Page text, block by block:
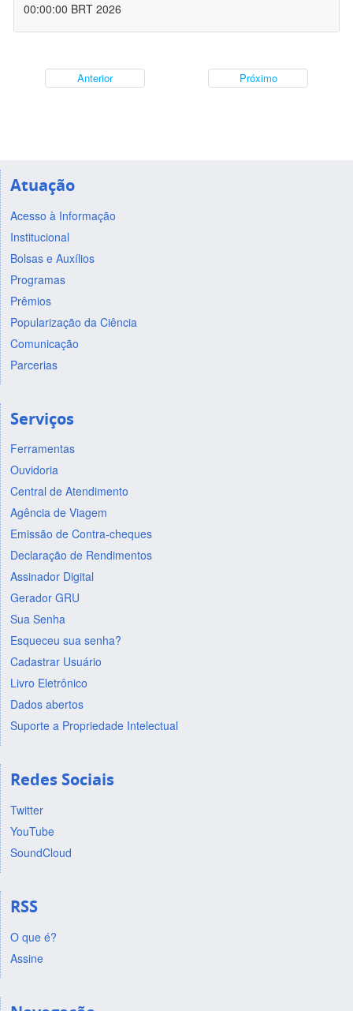
00:00:00 BRT 2026
Anterior Próximo
Atuação
Acesso à Informação
Institucional
Bolsas e Auxílios
Programas
Prêmios
Popularização da Ciência
Comunicação
Parcerias
Serviços
Ferramentas
Ouvidoria
Central de Atendimento
Agência de Viagem
Emissão de Contra-cheques
Declaração de Rendimentos
Assinador Digital
Gerador GRU
Sua Senha
Esqueceu sua senha?
Cadastrar Usuário
Livro Eletrônico
Dados abertos
Suporte a Propriedade Intelectual
Redes Sociais
Twitter
YouTube
SoundCloud
RSS
O que é?
Assine